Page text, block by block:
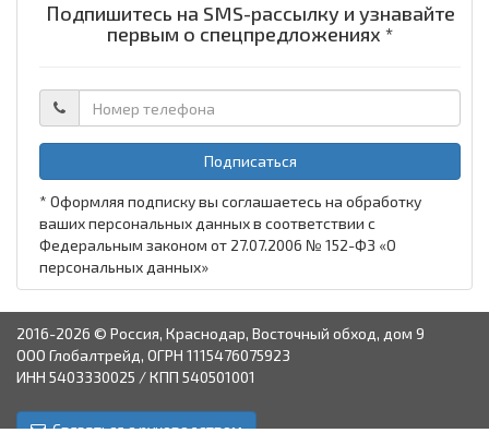
Подпишитесь на SMS-рассылку и узнавайте
первым о спецпредложениях *
Подписаться
* Оформляя подписку вы соглашаетесь на обработку
ваших персональных данных в соответствии с
Федеральным законом от 27.07.2006 № 152-ФЗ «О
персональных данных»
2016-2026 © Россия, Краснодар, Восточный обход, дом 9
ООО Глобалтрейд, ОГРН 1115476075923
ИНН 5403330025 / КПП 540501001
Связаться с руководством